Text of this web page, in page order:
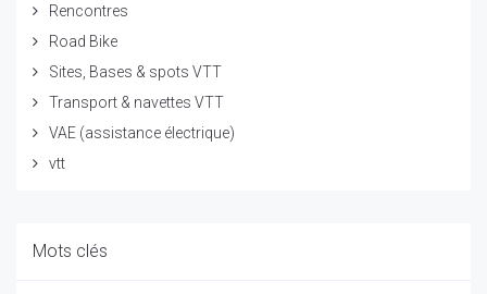
Rencontres
Road Bike
Sites, Bases & spots VTT
Transport & navettes VTT
VAE (assistance électrique)
vtt
Mots clés